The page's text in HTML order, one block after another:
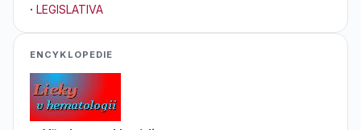
· LEGISLATIVA
ENCYKLOPEDIE